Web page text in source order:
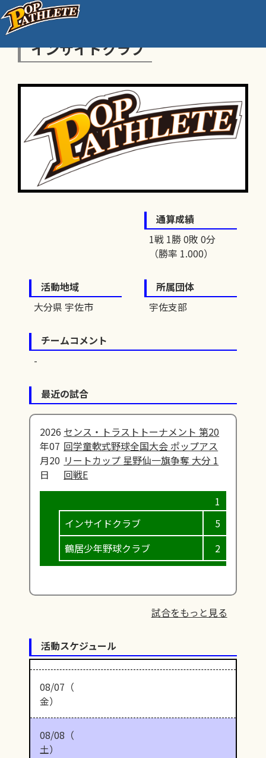
インサイドクラブ
通算成績
1戦 1勝 0敗 0分
（勝率 1.000）
活動地域
大分県 宇佐市
所属団体
宇佐支部
チームコメント
最近の試合
2026
年07
月20
日
センス・トラストトーナメント 第20
回学童軟式野球全国大会 ポップアス
リートカップ 星野仙一旗争奪 大分 1
回戦E
インサイドクラブ
鶴居少年野球クラブ
5
2
試合をもっと見る
活動スケジュール
08/07（
金）
08/08（
土）